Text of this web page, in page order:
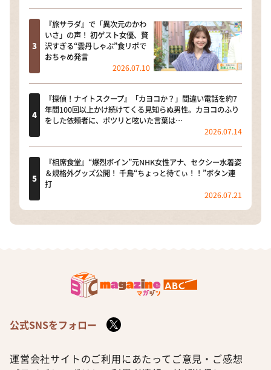
『旅サラダ』で「異次元のかわ
いさ」の声！ 初ゲスト女優、贅
沢すぎる“雲丹しゃぶ”食リポで
おちゃめ発言
2026.07.10
『探偵！ナイトスクープ』「カヨコか？」間違い電話を約7
年間100回以上かけ続けてくる見知らぬ男性。カヨコのふり
をした依頼者に、ポツリと呟いた言葉は…
2026.07.14
『相席食堂』“爆烈ボイン”元NHK女性アナ、セクシー水着姿
＆規格外グッズ公開！ 千鳥“ちょっと待てぃ！！”ボタン連
打
2026.07.21
公式SNSをフォロー
運営会社サイトのご利用にあたって ご意見・ご感想